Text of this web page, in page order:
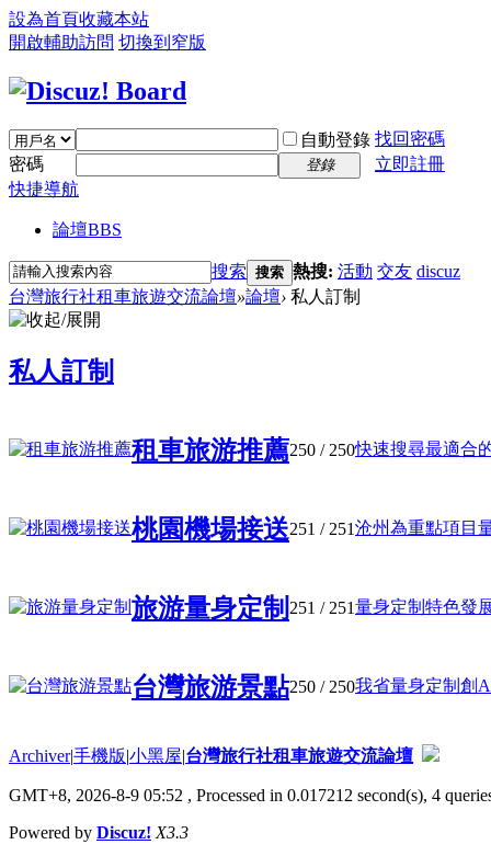
設為首頁收藏本站
開啟輔助訪問 切換到窄版
自動登錄 找回密碼
密碼
登錄
立即註冊
快捷導航
論壇BBS
搜索 搜索 熱搜: 活動 交友 discuz
台灣旅行社租車旅遊交流論壇»論壇› 私人訂制
私人訂制
租車旅游推薦250 / 250快速搜尋最適合
桃園機場接送251 / 251沧州為重點項目
旅游量身定制 251 / 251量身定制特色發
台灣旅游景點250 / 250我省量身定制創
Archiver|手機版|小黑屋|台灣旅行社租車旅遊交流論壇
GMT+8, 2026-8-9 05:52 , Processed in 0.017212 second(s), 4
Powered by Discuz! X3.3